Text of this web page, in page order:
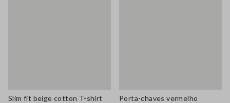
Slim fit beige cotton T-shirt
Porta-chaves vermelho